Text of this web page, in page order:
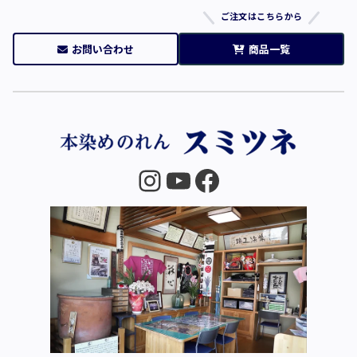
お問い合わせ
ご注文はこちらから
商品一覧